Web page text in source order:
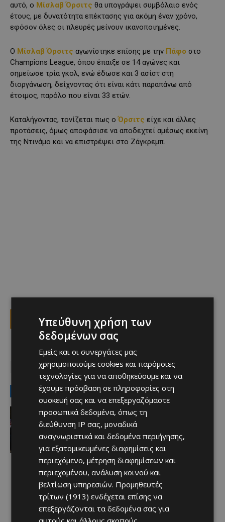
αυτό, ο Μίσλαβ Όρσιτς θα υπογράψει συμβόλαιο ενός
έτους, με δυνατότητα επέκτασης για ακόμη έναν χρόνο,
εφόσον όλες οι πλευρές μείνουν ικανοποιημένες.
Ο Μίσλαβ Όρσιτς αγωνίστηκε επίσης με την Πάφο στο
Champions League, όπου έπαιξε σε 14 αγώνες και
σημείωσε τρία γκολ, ενώ έδωσε και 3 ασίστ στη
διοργάνωση, δείχνοντας ότι είναι κάτι παραπάνω από
έτοιμος, παρόλο που είναι 33 ετών.
Καταλήγοντας, τονίζεται πως οΌρσιτς είχε και άλλες
προτάσεις, όμως αποφάσισε να αποδεχτεί αμέσως εκείνη
της Ντινάμο και να επιστρέψει στο Ζάγκρεμπ.
Facebook X Viber
Top ΑΠΟΧΩΡΗΣΕΙΣ ΠΑΦΟΥ
ΝΤΙΝΑΜΟ ΖΑΓΚΡΕΜΠ ΠΑΦΟΣ FC
LATEST NEWS
Επικαιρότητα
Το “ασεβές” σορτσάκι του Φειδία
- 09/08/2026
Υπεύθυνη χρήση των
δεδομένων σας
Εμείς και οι συνεργάτες μας
χρησιμοποιούμε cookies και παρόμοιες
τεχνολογίες για να αποθηκεύουμε και να
έχουμε πρόσβαση σε πληροφορίες στη
συσκευή σας και να επεξεργαζόμαστε
προσωπικά δεδομένα, όπως τη
διεύθυνση IP σας, μοναδικά
αναγνωριστικά και δεδομένα περιήγησης,
για εξατομικευμένες διαφημίσεις και
περιεχόμενο, μέτρηση διαφημίσεων και
περιεχομένου, ανάλυση κοινού και
βελτίωση υπηρεσιών. Προμηθευτές
τρίτων (1913) ενδέχεται επίσης να
επεξεργάζονται τα δεδομένα σας για